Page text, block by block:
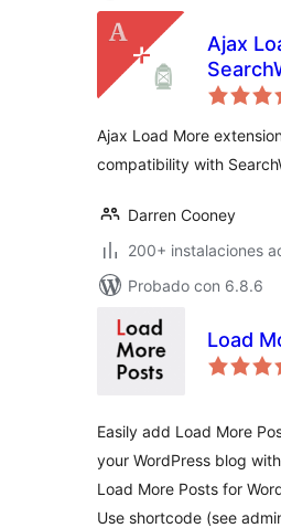
Ajax
Ajax Load More
compatibility with
Darren Cooney
200+ instalaciones
Probado con 6.8.6
Load
Easily add Load More
your WordPress blog
Load More Posts for
Use shortcode (see